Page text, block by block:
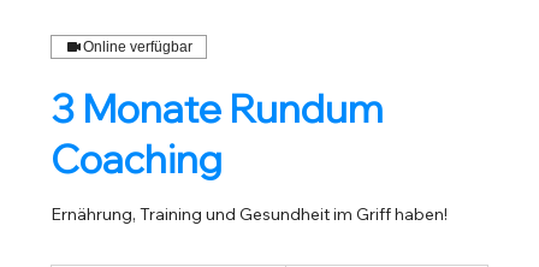
Online verfügbar
3 Monate Rundum
Coaching
Ernährung, Training und Gesundheit im Griff haben!